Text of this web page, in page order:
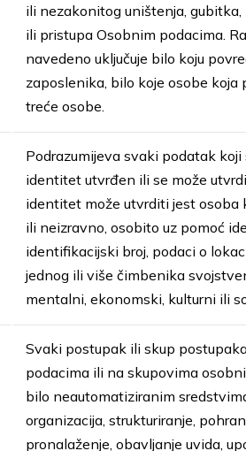
ili nezakonitog uništenja,
ili pristupa Osobnim podacima.
navedeno uključuje bilo koju
zaposlenika, bilo koje osobe
treće osobe.
Podrazumijeva svaki podatak
identitet utvrđen ili se može
identitet može utvrditi jest osoba
ili neizravno, osobito uz pomoć
identifikacijski broj, podaci o
jednog ili više čimbenika
mentalni, ekonomski, kulturni ili
Svaki postupak ili skup
podacima ili na skupovima
bilo neautomatiziranim
organizacija, strukturiranje,
pronalaženje, obavljanje uvida,